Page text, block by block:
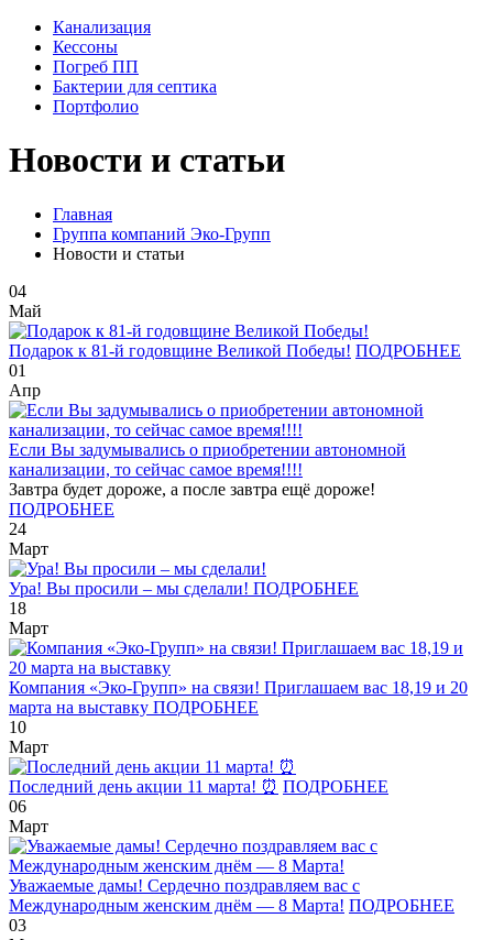
Канализация
Кессоны
Погреб ПП
Бактерии для септика
Портфолио
Новости и статьи
Главная
Группа компаний Эко-Групп
Новости и статьи
04
Май
Подарок к 81-й годовщине Великой Победы! ПОДРОБНЕЕ
01
Апр
Если Вы задумывались о приобретении автономной
канализации, то сейчас самое время!!!!
Завтра будет дороже, а после завтра ещё дороже!
ПОДРОБНЕЕ
24
Март
Ура! Вы просили – мы сделали! ПОДРОБНЕЕ
18
Март
Компания «Эко-Групп» на связи! Приглашаем вас 18,19 и 20
марта на выставку ПОДРОБНЕЕ
10
Март
Последний день акции 11 марта! ⏰ ПОДРОБНЕЕ
06
Март
Уважаемые дамы! Сердечно поздравляем вас с
Международным женским днём — 8 Марта! ПОДРОБНЕЕ
03